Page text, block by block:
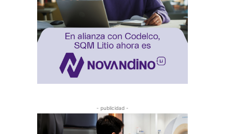
- publicidad -